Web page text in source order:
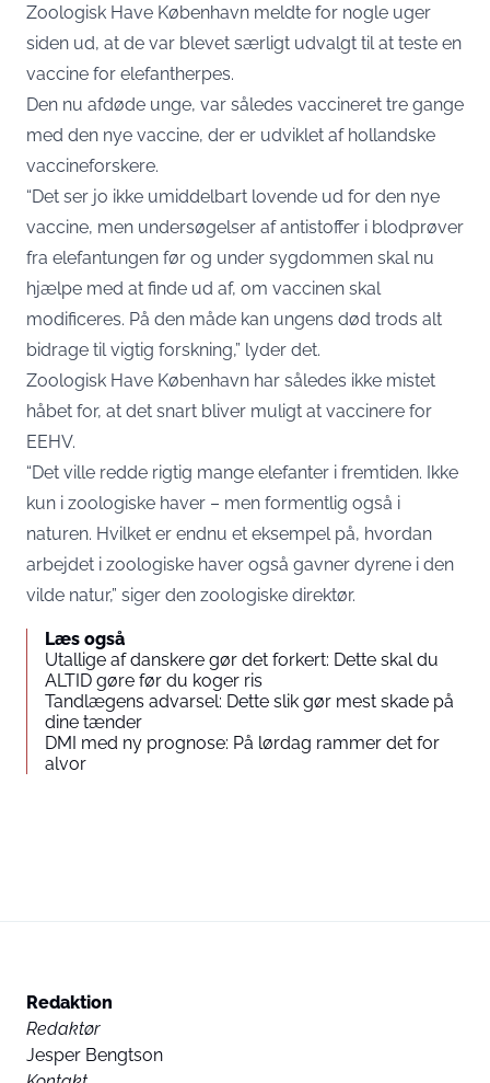
Zoologisk Have København meldte for nogle uger
siden ud, at de var blevet særligt udvalgt til at teste en
vaccine for elefantherpes.
Den nu afdøde unge, var således vaccineret tre gange
med den nye vaccine, der er udviklet af hollandske
vaccineforskere.
“Det ser jo ikke umiddelbart lovende ud for den nye
vaccine, men undersøgelser af antistoffer i blodprøver
fra elefantungen før og under sygdommen skal nu
hjælpe med at finde ud af, om vaccinen skal
modificeres. På den måde kan ungens død trods alt
bidrage til vigtig forskning,” lyder det.
Zoologisk Have København har således ikke mistet
håbet for, at det snart bliver muligt at vaccinere for
EEHV.
“Det ville redde rigtig mange elefanter i fremtiden. Ikke
kun i zoologiske haver – men formentlig også i
naturen. Hvilket er endnu et eksempel på, hvordan
arbejdet i zoologiske haver også gavner dyrene i den
vilde natur,” siger den zoologiske direktør.
Læs også
Utallige af danskere gør det forkert: Dette skal du
ALTID gøre før du koger ris
Tandlægens advarsel: Dette slik gør mest skade på
dine tænder
DMI med ny prognose: På lørdag rammer det for
alvor
Redaktion
Redaktør
Jesper Bengtson